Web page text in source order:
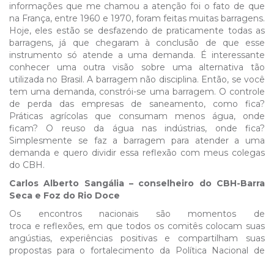
informações que me chamou a atenção foi o fato de que
na França, entre 1960 e 1970, foram feitas muitas barragens.
Hoje, eles estão se desfazendo de praticamente todas as
barragens, já que chegaram à conclusão de que esse
instrumento só atende a uma demanda. É interessante
conhecer uma outra visão sobre uma alternativa tão
utilizada no Brasil. A barragem não disciplina. Então, se você
tem uma demanda, constrói-se uma barragem. O controle
de perda das empresas de saneamento, como fica?
Práticas agrícolas que consumam menos água, onde
ficam? O reuso da água nas indústrias, onde fica?
Simplesmente se faz a barragem para atender a uma
demanda e quero dividir essa reflexão com meus colegas
do CBH.
Carlos Alberto Sangália – conselheiro do CBH-Barra
Seca e Foz do Rio Doce
Os encontros nacionais são momentos de
troca e reflexões, em que todos os comitês colocam suas
angústias, experiências positivas e compartilham suas
propostas para o fortalecimento da Política Nacional de